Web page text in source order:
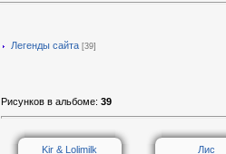
Легенды сайта [39]
Рисунков в альбоме: 39
Kir & Lolimilk Лис